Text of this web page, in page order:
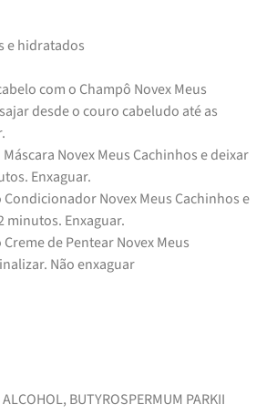
e hidratados
com o Champô Novex Meus
desde o couro cabeludo até as
Máscara Novex Meus Cachinhos e deixar
Enxaguar.
Condicionador Novex Meus Cachinhos e
minutos. Enxaguar.
Creme de Pentear Novex Meus
Não enxaguar
BUTYROSPERMUM PARKII